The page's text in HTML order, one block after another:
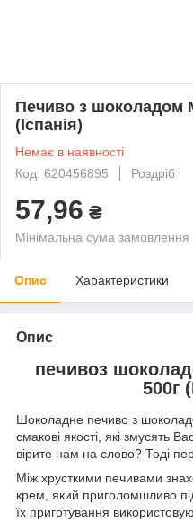
Печиво з шоколадом
(Іспанія)
Немає в наявності
Код: 620456895
Роздріб
57,96 ₴
Мінімальна сума
Опис Характеристики
Опис
печивоз
500г
Шоколадне печиво з
смакові якості, які змусять
вірите нам на слово? Тоді
Між хрусткими печивами
крем, який приголомшливо
їх приготування